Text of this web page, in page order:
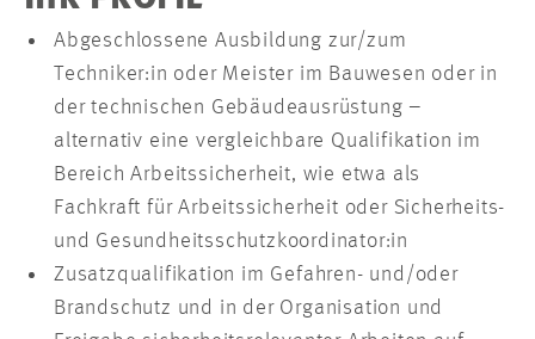
Abgeschlossene Ausbildung zur/zum
Techniker:in oder Meister im Bauwesen oder in
der technischen Gebäudeausrüstung –
alternativ eine vergleichbare Qualifikation im
Bereich Arbeitssicherheit, wie etwa als
Fachkraft für Arbeitssicherheit oder Sicherheits-
und Gesundheitsschutzkoordinator:in
Zusatzqualifikation im Gefahren- und/oder
Brandschutz und in der Organisation und